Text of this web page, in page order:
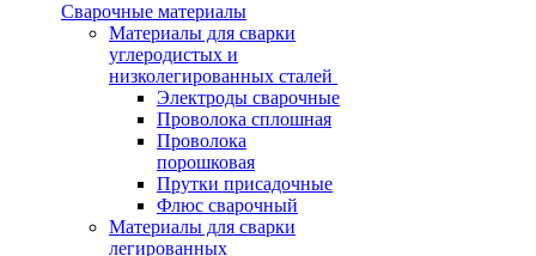
Сварочные материалы
Материалы для сварки
углеродистых и
низколегированных сталей
Электроды сварочные
Проволока сплошная
Проволока
порошковая
Прутки присадочные
Флюс сварочный
Материалы для сварки
легированных